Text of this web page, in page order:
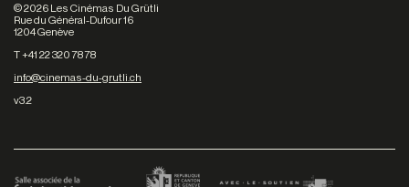
©2026 Les Cinémas Du Grütli
Rue du Général-Dufour 16
1204 Genève
T +41 22 320 78 78
info@cinemas-du-grutli.ch
v3.2